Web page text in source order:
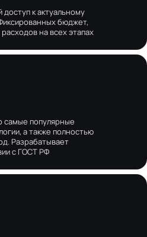
к актуальному
бюджет,
на всех этапах
самые популярные
а также полностью
Разрабатывает
с ГОСТ РФ